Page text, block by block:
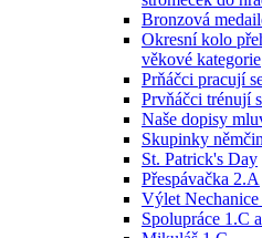
Bronzová
Okresní kolo
věkové kategorie
Prňáčci pracují
Prvňáčci trénují
Naše dopisy
Skupinky
St. Patrick's Day
Přespávačka 2.A
Výlet Nechanice
Spolupráce 1.C